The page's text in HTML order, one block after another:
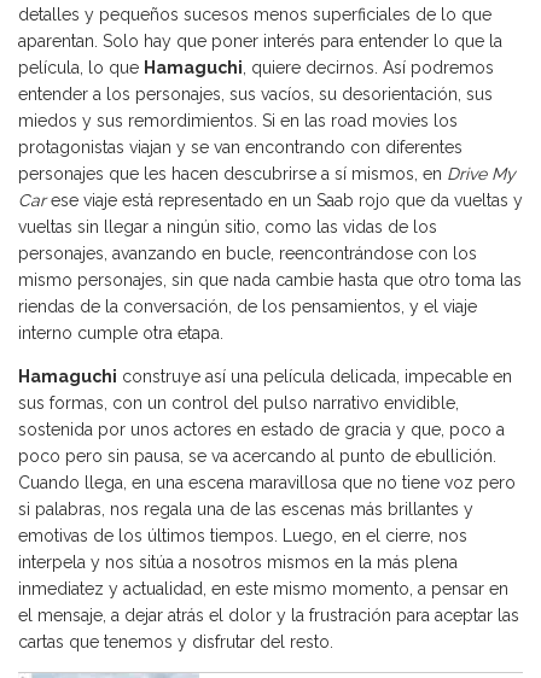
detalles y pequeños sucesos menos superficiales de lo que
aparentan. Solo hay que poner interés para entender lo que la
película, lo que Hamaguchi , quiere decirnos. Así podremos
entender a los personajes, sus vacíos, su desorientación, sus
miedos y sus remordimientos. Si en las road movies los
protagonistas viajan y se van encontrando con diferentes
personajes que les hacen descubrirse a sí mismos, en Drive My
Carese viaje está representado en un Saab rojo que da vueltas y
vueltas sin llegar a ningún sitio, como las vidas de los
personajes, avanzando en bucle, reencontrándose con los
mismo personajes, sin que nada cambie hasta que otro toma las
riendas de la conversación, de los pensamientos, y el viaje
interno cumple otra etapa.
Hamaguchi construye así una película delicada, impecable en
sus formas, con un control del pulso narrativo envidible,
sostenida por unos actores en estado de gracia y que, poco a
poco pero sin pausa, se va acercando al punto de ebullición.
Cuando llega, en una escena maravillosa que no tiene voz pero
si palabras, nos regala una de las escenas más brillantes y
emotivas de los últimos tiempos. Luego, en el cierre, nos
interpela y nos sitúa a nosotros mismos en la más plena
inmediatez y actualidad, en este mismo momento, a pensar en
el mensaje, a dejar atrás el dolor y la frustración para aceptar las
cartas que tenemos y disfrutar del resto.